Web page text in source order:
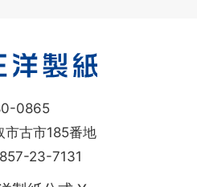
事業
域との共生
0865
市古市185番地
23-7131